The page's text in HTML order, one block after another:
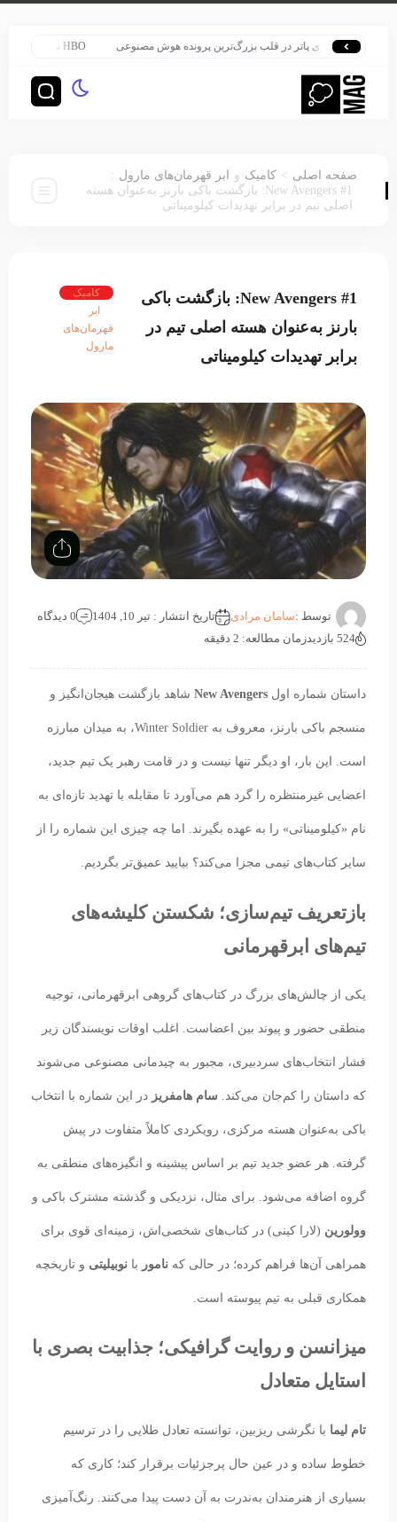
هری پاتر در قلب بزرگ‌ترین پرونده هوش مصنوعی
صفحه اصلی > کامیک و ابر قهرمان‌های مارول :
New Avengers #1: بازگشت باکی بارنز به‌عنوان هسته
اصلی تیم در برابر تهدیدات کیلومیناتی
New Avengers #1: بازگشت باکی
بارنز به‌عنوان هسته اصلی تیم در
برابر تهدیدات کیلومیناتی
کامیک
ابر
قهرمان‌های
مارول
توسط :سامان مرادی تاریخ انتشار : تیر 10, 1404
0 دیدگاه
524 بازدید
زمان مطالعه: 2 دقیقه
داستان شماره اول New Avengers شاهد بازگشت هیجان‌انگیز و
منسجم باکی بارنز، معروف به Winter Soldier، به میدان مبارزه
است. این بار، او دیگر تنها نیست و در قامت رهبر یک تیم جدید،
اعضایی غیرمنتظره را گرد هم می‌آورد تا مقابله با تهدید تازه‌ای به
نام «کیلومیناتی» را به عهده بگیرند. اما چه چیزی این شماره را از
سایر کتاب‌های تیمی مجزا می‌کند؟ بیایید عمیق‌تر بگردیم.
بازتعریف تیم‌سازی؛ شکستن کلیشه‌های
تیم‌های ابرقهرمانی
یکی از چالش‌های بزرگ در کتاب‌های گروهی ابرقهرمانی، توجیه
منطقی حضور و پیوند بین اعضاست. اغلب اوقات نویسندگان زیر
فشار انتخاب‌های سردبیری، مجبور به چیدمانی مصنوعی می‌شوند
که داستان را کم‌جان می‌کند. سام هامفریز در این شماره با انتخاب
باکی به‌عنوان هسته مرکزی، رویکردی کاملاً متفاوت در پیش
گرفته. هر عضو جدید تیم بر اساس پیشینه و انگیزه‌های منطقی به
گروه اضافه می‌شود. برای مثال، نزدیکی و گذشته مشترک باکی و
وولورین (لارا کینی) در کتاب‌های شخصی‌اش، زمینه‌ای قوی برای
همراهی آن‌ها فراهم کرده؛ در حالی که نامور با نوبیلیتی و تاریخچه
همکاری قبلی به تیم پیوسته است.
میزانسن و روایت گرافیکی؛ جذابیت بصری با
استایل متعادل
تام لیما با نگرشی ریزبین، توانسته تعادل طلایی را در ترسیم
خطوط ساده و در عین حال پرجزئیات برقرار کند؛ کاری که
بسیاری از هنرمندان به‌ندرت به آن دست پیدا می‌کنند. رنگ‌آمیزی